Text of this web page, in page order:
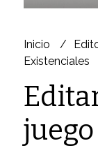
Inicio
Existenciales
juego